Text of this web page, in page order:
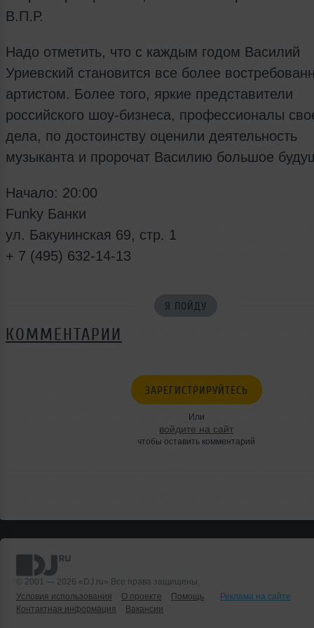
В.П.Р.
Надо отметить, что с каждым годом Василий
Уриевский становится все более
артистом. Более того, яркие представители
российского шоу-бизнеса, профессионалы
дела, по достоинству оценили деятельность
музыканта и пророчат Василию большое
Начало: 20:00
Funky Банки
ул. Бакунинская 69, стр. 1
+ 7 (495) 632-14-13
Я ПОЙДУ
КОММЕНТАРИИ
ЗАРЕГИСТРИРУЙТЕСЬ
Или
войдите на сайт
чтобы оставить комментарий
© 2001 — 2026 «DJ.ru» Все права защищены.
Условия использования
О проекте Помощь
Реклама на сайте
Контактная информация
Вакансии